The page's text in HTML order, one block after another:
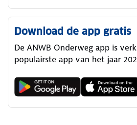
Download de app gratis
De ANWB Onderweg app is
populairste app van het jaar